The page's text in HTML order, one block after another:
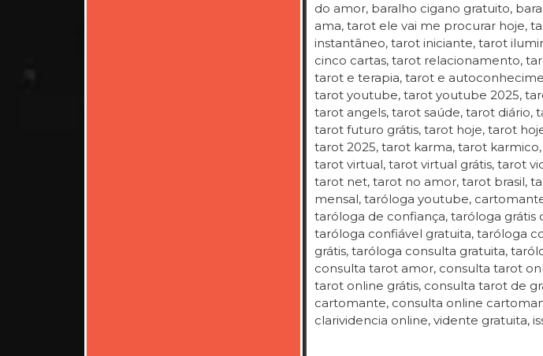
do amor, baralho cigano gratuito,
ama, tarot ele vai me procurar hoje,
instantâneo, tarot iniciante, tarot
cinco cartas, tarot relacionamento,
tarot e terapia, tarot e
tarot youtube, tarot youtube 2025,
tarot angels, tarot saúde, tarot diário,
tarot futuro grátis, tarot hoje, tarot
tarot 2025, tarot karma, tarot
tarot virtual, tarot virtual grátis, tarot
tarot net, tarot no amor, tarot brasil,
mensal, taróloga youtube,
taróloga de confiança, taróloga grátis
taróloga confiável gratuita, taróloga
grátis, taróloga consulta gratuita,
consulta tarot amor, consulta tarot
tarot online grátis, consulta tarot de
cartomante, consulta online
clarividencia online, vidente gratuita,